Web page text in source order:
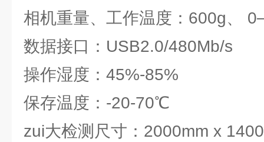
相机重量、工作温度：600g、
数据接口：USB2.0/480Mb/s
操作湿度：45%-85%
保存温度：-20-70℃
zui大检测尺寸：2000mm x